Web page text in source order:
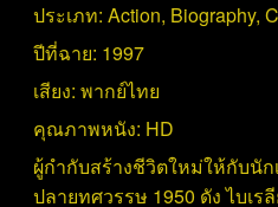
ประเภท: Action, Biography,
ปีที่ฉาย: 1997
เสียง: พากย์ไทย
คุณภาพหนัง: HD
ผู้กำกับสร้างชีวิตใหม่ให้กับนั
ปลายทศวรรษ 1950 ดัง ไบเร